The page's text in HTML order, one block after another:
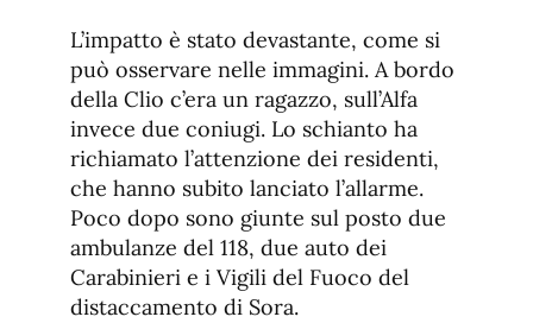
L’impatto è stato devastante, come si
può osservare nelle immagini. A bordo
della Clio c’era un ragazzo, sull’Alfa
invece due coniugi. Lo schianto ha
richiamato l’attenzione dei residenti,
che hanno subito lanciato l’allarme.
Poco dopo sono giunte sul posto due
ambulanze del 118, due auto dei
Carabinieri e i Vigili del Fuoco del
distaccamento di Sora.